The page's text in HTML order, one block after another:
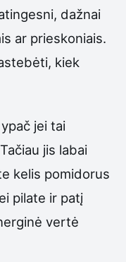
dažnai
ar prieskoniais.
kiek
jei tai
jis labai
kelis pomidorus
pilate ir patį
vertė